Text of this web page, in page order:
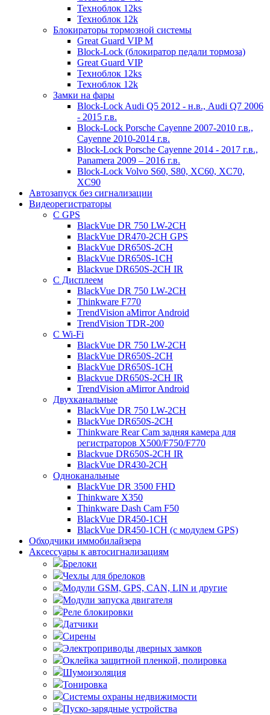
Техноблок 12ks
Техноблок 12k
Блокираторы тормозной системы
Great Guard VIP M
Block-Lock (блокиратор педали тормоза)
Great Guard VIP
Техноблок 12ks
Техноблок 12k
Замки на фары
Block-Lock Audi Q5 2012 - н.в., Audi Q7 2006
- 2015 г.в.
Block-Lock Porsche Cayenne 2007-2010 г.в.,
Cayenne 2010-2014 г.в.
Block-Lock Porsche Cayenne 2014 - 2017 г.в.,
Panamera 2009 – 2016 г.в.
Block-Lock Volvo S60, S80, XC60, XC70,
XC90
Автозапуск без сигнализации
Видеорегистраторы
С GPS
BlackVue DR 750 LW-2CH
BlackVue DR470-2CH GPS
BlackVue DR650S-2CH
BlackVue DR650S-1CH
Blackvue DR650S-2CH IR
С Дисплеем
BlackVue DR 750 LW-2CH
Thinkware F770
TrendVision aMirror Android
TrendVision TDR-200
С Wi-Fi
BlackVue DR 750 LW-2CH
BlackVue DR650S-2CH
BlackVue DR650S-1CH
Blackvue DR650S-2CH IR
TrendVision aMirror Android
Двухканальные
BlackVue DR 750 LW-2CH
BlackVue DR650S-2CH
Thinkware Rear Cam задняя камера для
регистраторов X500/F750/F770
Blackvue DR650S-2CH IR
BlackVue DR430-2CH
Одноканальные
BlackVue DR 3500 FHD
Thinkware X350
Thinkware Dash Cam F50
BlackVue DR450-1CH
BlackVue DR450-1CH (с модулем GPS)
Обходчики иммобилайзера
Аксессуары к автосигнализациям
Брелоки
Чехлы для брелоков
Модули GSM, GPS, CAN, LIN и другие
Модули запуска двигателя
Реле блокировки
Датчики
Сирены
Электроприводы дверных замков
Оклейка защитной пленкой, полировка
Шумоизоляция
Тонировка
Системы охраны недвижимости
Пуско-зарядные устройства